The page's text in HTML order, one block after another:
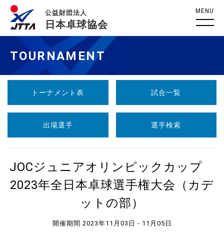
公益財団法人
日本卓球協会
MENU
TOURNAMENT
トーナメント表 試合一覧
出場選手 選手検索
JOCジュニアオリンピックカップ
2023年全日本卓球選手権大会（カデ
ットの部）
開催期間 2023年11月03日 - 11月05日